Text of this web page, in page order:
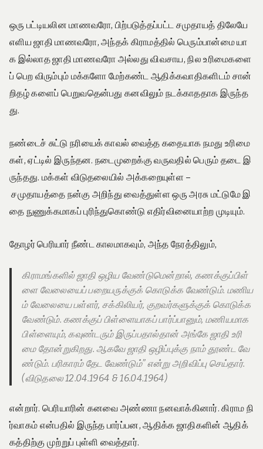
ஒரு பட்டியலின மாணவரோ, பிற்படுத்தப்பட்ட சமுதாயத் திலேயே
எளிய ஜாதி மாணவரோ, அந்தக் கிராமத்தில் பெரும்பான்மை யா
க இல்லாத ஜாதி மாணவரோ அல்லது விவசாய, நில உரிமைகளை
ப் பெற விரும்பும் மக்களோ மேற்கண்ட ஆதிக்கவாதிகளிடம் சான்
றிதழ் களைப் பெறுவதென்பது கனவிலும் நடக்காததாக இருந்த
து.
நண்டைச் சுட்டு நரியைக் காவல் வைத்த கதையாக நமது உரிமை
கள், ஏட்டில் இருந்தன. நடைமுறைக்கு வருவதில் பெரும் தடை இ
ருந்தது. மக்கள் விடுதலையில் அக்கறையுள்ள –
சமுதாயத்தை நன்கு அறிந்து வைத்துள்ள ஒரு அரசு மட்டுமே இ
தை நுணுக்கமாகப் புரிந்துகொண்டு எதிர்வினையாற்ற முடியும்.
தோழர் பெரியார் நீண்ட காலமாகவும், அந்த நேரத்திலும்,
கிராமங்களில் ஜாதி ஒழிய வேண்டுமென்றால், கணக்குப்பிள்
ளை வேலையைப் பறையருக்குக் கொடுக்க வேண்டும். மணிய
ம் வேலையை பள்ளர், சக்கிலியர், குறவர்களுக்குக் கொடுக்க
வேண்டும். கணக்குப் பிள்ளையாகப் பார்ப்பானும், மணியமாக
பிள்ளையும், கவுண்டரும் இருப்பதால்தான் அங்கே ஜாதி உரி
மை தோன்றுகிறது. ஆகவே ஜாதி ஒழிப்புக்கு நாம் தூண்ட வே
ண்டும். பரிகாரம் தேட வேண்டும்” என்று அறிவிப்பு செய்தார்.
(விடுதலை 12.04.1964 & 16.04.1964)
என்றார். பெரியாரின் கனவை அண்ணா நனவாக்கினார். கிராம நி
ர்வாகம் என்பதில் இருந்த பார்ப்பன, ஆதிக்க ஜாதிகளின் ஆதிக்
கத்திற்கு முற்றுப் புள்ளி வைத்தார்.